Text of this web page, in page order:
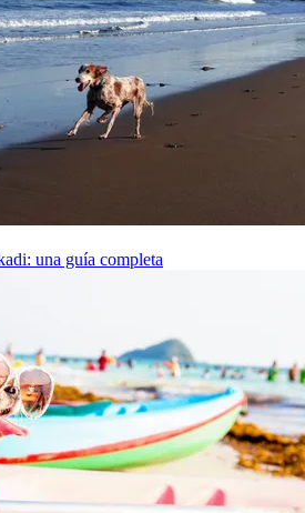
una guía completa